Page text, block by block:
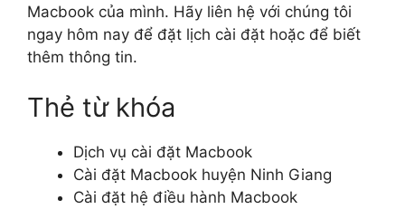
Macbook của mình. Hãy liên hệ với chúng tôi
ngay hôm nay để đặt lịch cài đặt hoặc để biết
thêm thông tin.
Thẻ từ khóa
Dịch vụ cài đặt Macbook
Cài đặt Macbook huyện Ninh Giang
Cài đặt hệ điều hành Macbook